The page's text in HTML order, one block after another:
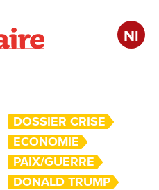
Nl
DOSSIER CRISE
ECONOMIE
PAIX/GUERRE
DONALD TRUMP